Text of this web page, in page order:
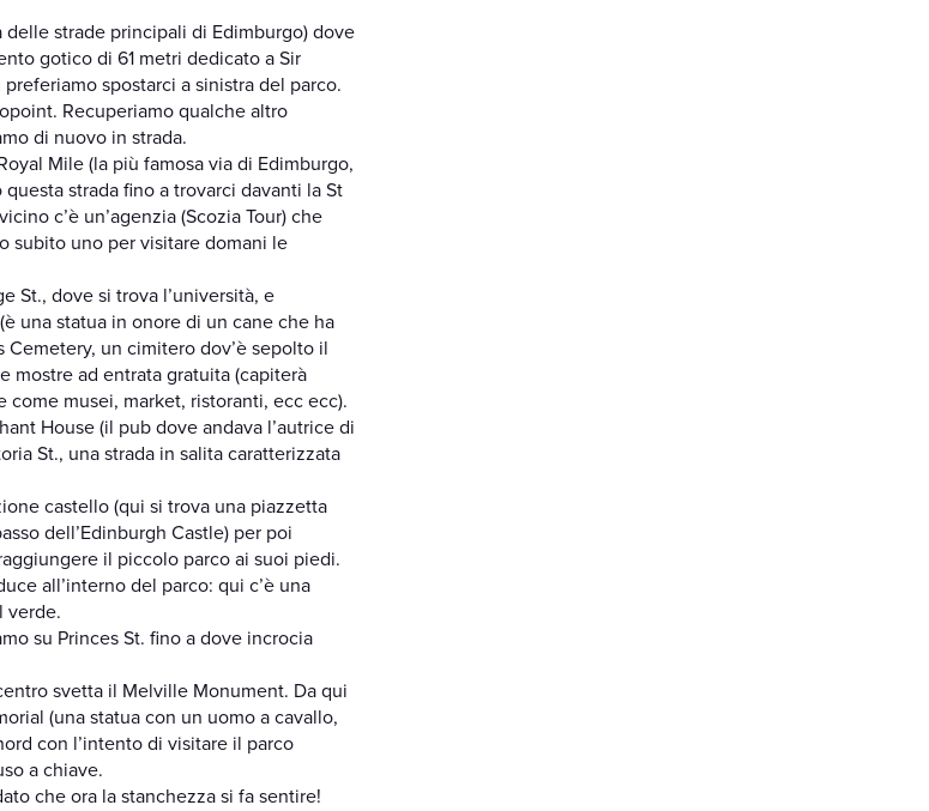
strade principali di Edimburgo) dove
gotico di 61 metri dedicato a Sir
spostarci a sinistra del parco.
Recuperiamo qualche altro
di nuovo in strada.
Mile (la più famosa via di Edimburgo,
strada fino a trovarci davanti la St
c’è un’agenzia (Scozia Tour) che
subito uno per visitare domani le
St., dove si trova l’università, e
una statua in onore di un cane che ha
un cimitero dov’è sepolto il
mostre ad entrata gratuita (capiterà
musei, market, ristoranti, ecc ecc).
House (il pub dove andava l’autrice di
St., una strada in salita caratterizzata
castello (qui si trova una piazzetta
dell’Edinburgh Castle) per poi
il piccolo parco ai suoi piedi.
all’interno del parco: qui c’è una
verde.
su Princes St. fino a dove incrocia
svetta il Melville Monument. Da qui
(una statua con un uomo a cavallo,
con l’intento di visitare il parco
a chiave.
che ora la stanchezza si fa sentire!